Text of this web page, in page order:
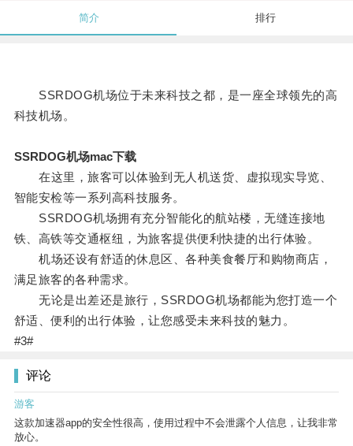
简介 排行
SSRDOG机场位于未来科技之都，是一座全球领先的高
科技机场。
SSRDOG机场mac下载
在这里，旅客可以体验到无人机送货、虚拟现实导览、
智能安检等一系列高科技服务。
SSRDOG机场拥有充分智能化的航站楼，无缝连接地
铁、高铁等交通枢纽，为旅客提供便利快捷的出行体验。
机场还设有舒适的休息区、各种美食餐厅和购物商店，
满足旅客的各种需求。
无论是出差还是旅行，SSRDOG机场都能为您打造一个
舒适、便利的出行体验，让您感受未来科技的魅力。
#3#
评论
游客
这款加速器app的安全性很高，使用过程中不会泄露个人信息，让我非常
放心。